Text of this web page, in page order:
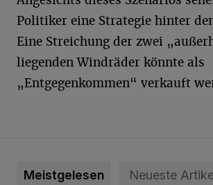
Politiker eine Strategie hinter
Eine Streichung der zwei
liegenden Windräder könnte als
„Entgegenkommen“ verkauft
Meistgelesen Neueste